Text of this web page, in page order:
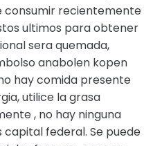
consumir recientemente
ultimos para obtener
sera quemada,
anabolen kopen
hay comida presente
utilice la grasa
, no hay ninguna
federal. Se puede